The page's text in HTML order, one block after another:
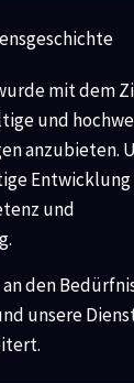
mit dem
und
anzubieten.
und
den
unsere